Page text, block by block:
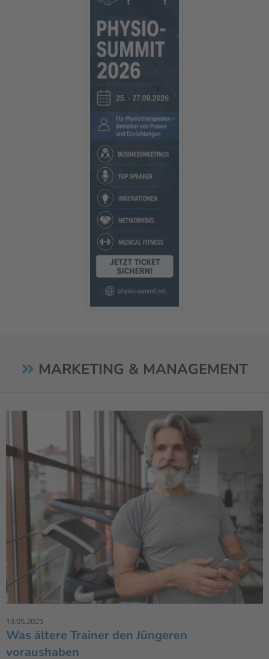
MARKETING & MANAGEMENT
19.05.2025
Was ältere Trainer den Jüngeren
voraushaben